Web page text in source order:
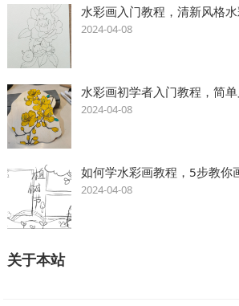
水彩画入门教程，清新风格
2024-04-08
水彩画初学者入门教程，简
2024-04-08
如何学水彩画教程，5步教你
2024-04-08
关于本站